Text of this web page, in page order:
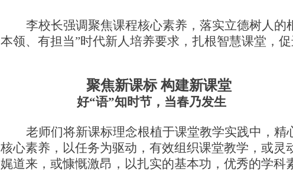
李校长强调聚焦课程核心素养 ，落实立德树人
本领、有担当”时代新人培养要求， 扎根智慧课堂 ，
聚焦新课标 构建新课堂
好“语”知时节，当春乃发生
老师们将新课标理念根植于课堂教学实践中，精
核心素养，以任务为驱动，有效组织课堂教学，或灵
娓道来，或慷慨激昂，以扎实的基本功，优秀的学科